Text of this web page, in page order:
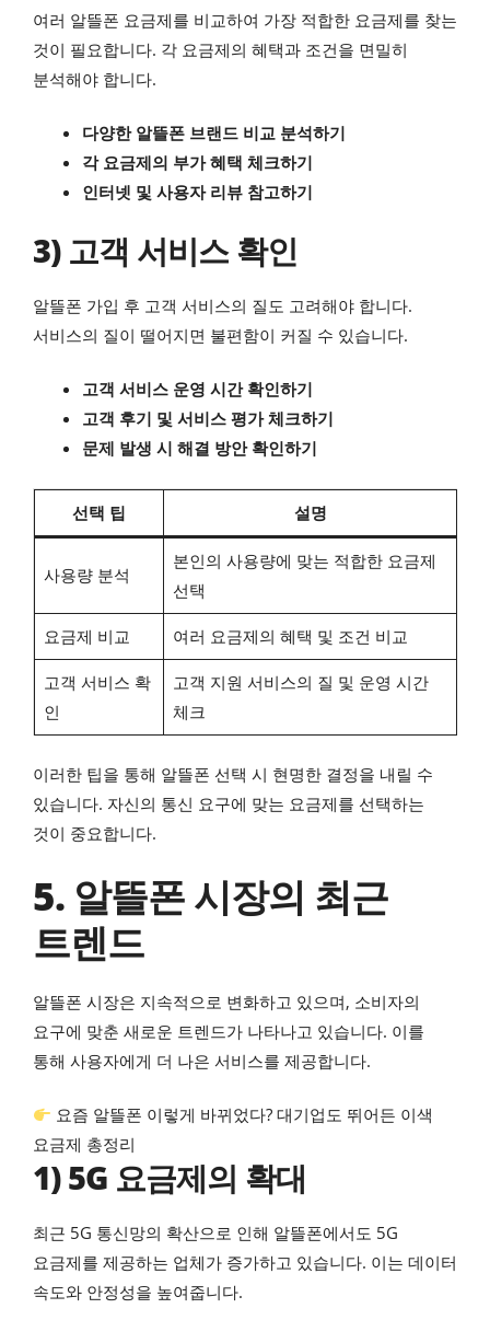
여러 알뜰폰 요금제를 비교하여 가장 적합한 요금제를 찾는
것이 필요합니다. 각 요금제의 혜택과 조건을 면밀히
분석해야 합니다.
다양한 알뜰폰 브랜드 비교 분석하기
각 요금제의 부가 혜택 체크하기
인터넷 및 사용자 리뷰 참고하기
3) 고객 서비스 확인
알뜰폰 가입 후 고객 서비스의 질도 고려해야 합니다.
서비스의 질이 떨어지면 불편함이 커질 수 있습니다.
고객 서비스 운영 시간 확인하기
고객 후기 및 서비스 평가 체크하기
문제 발생 시 해결 방안 확인하기
선택 팁 설명
사용량 분석
본인의 사용량에 맞는 적합한 요금제
선택
요금제 비교 여러 요금제의 혜택 및 조건 비교
고객 서비스 확
인
고객 지원 서비스의 질 및 운영 시간
체크
이러한 팁을 통해 알뜰폰 선택 시 현명한 결정을 내릴 수
있습니다. 자신의 통신 요구에 맞는 요금제를 선택하는
것이 중요합니다.
5. 알뜰폰 시장의 최근
트렌드
알뜰폰 시장은 지속적으로 변화하고 있으며, 소비자의
요구에 맞춘 새로운 트렌드가 나타나고 있습니다. 이를
통해 사용자에게 더 나은 서비스를 제공합니다.
요즘 알뜰폰 이렇게 바뀌었다? 대기업도 뛰어든 이색
요금제 총정리
1) 5G 요금제의 확대
최근 5G 통신망의 확산으로 인해 알뜰폰에서도 5G
요금제를 제공하는 업체가 증가하고 있습니다. 이는 데이터
속도와 안정성을 높여줍니다.